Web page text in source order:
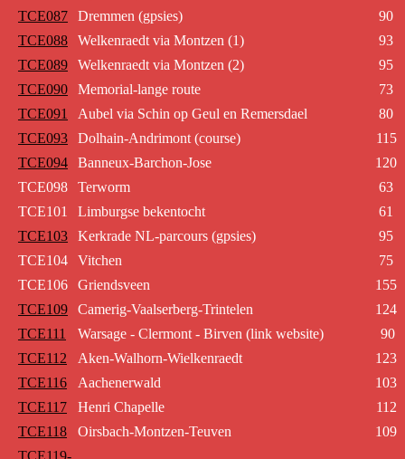
TCE087
Dremmen (gpsies)
90
TCE088
Welkenraedt via Montzen (1)
93
TCE089
Welkenraedt via Montzen (2)
95
TCE090
Memorial-lange route
73
TCE091
Aubel via Schin op Geul en Remersdael
80
TCE093
Dolhain-Andrimont (course)
115
TCE094
Banneux-Barchon-Jose
120
TCE098
Terworm
63
TCE101
Limburgse bekentocht
61
TCE103
Kerkrade NL-parcours (gpsies)
95
TCE104
Vitchen
75
TCE106
Griendsveen
155
TCE109
Camerig-Vaalserberg-Trintelen
124
TCE111
Warsage - Clermont - Birven (link website)
90
TCE112
Aken-Walhorn-Wielkenraedt
123
TCE116
Aachenerwald
103
TCE117
Henri Chapelle
112
TCE118
Oirsbach-Montzen-Teuven
109
TCE119-